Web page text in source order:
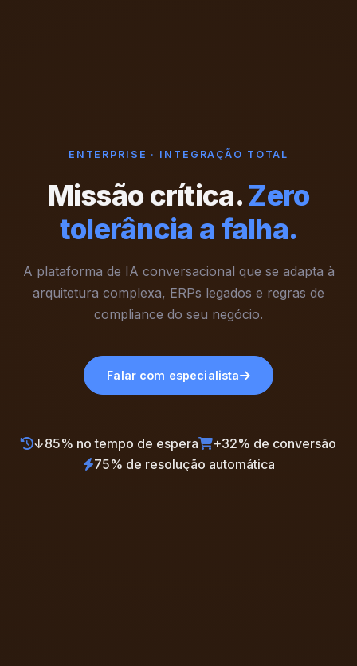
ENTERPRISE · INTEGRAÇÃO TOTAL
Missão crítica. Zero
tolerância a falha.
A plataforma de IA conversacional que se adapta à
arquitetura complexa, ERPs legados e regras de
compliance do seu negócio.
Falar com especialista
↓85% no tempo de espera
+32% de conversão
75% de resolução automática